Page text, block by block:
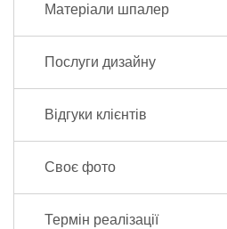
Матеріали шпалер
Послуги дизайну
Відгуки клієнтів
Своє фото
Термін реалізації